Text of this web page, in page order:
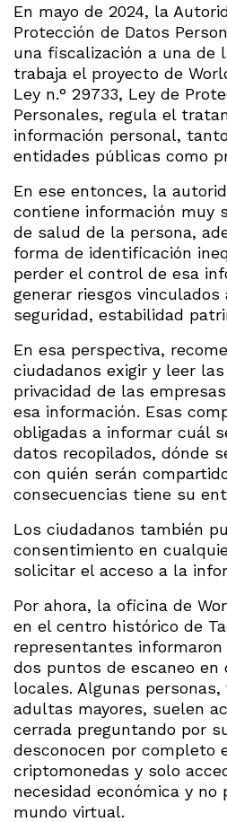
En mayo de 2024, la
Protección de Datos
una fiscalización a una de
trabaja el proyecto de
Ley n.° 29733, Ley de
Personales, regula el
información personal,
entidades públicas como
En ese entonces, la
contiene información muy
de salud de la persona,
forma de identificación
perder el control de esa
generar riesgos vinculados
seguridad, estabilidad
En esa perspectiva,
ciudadanos exigir y leer
privacidad de las
esa información. Esas
obligadas a informar cuál
datos recopilados, dónde
con quién serán
consecuencias tiene su
Los ciudadanos también
consentimiento en
solicitar el acceso a la
Por ahora, la oficina de
en el centro histórico de
representantes
dos puntos de escaneo en
locales. Algunas
adultas mayores, suelen
cerrada preguntando por
desconocen por completo
criptomonedas y solo
necesidad económica y
mundo virtual.